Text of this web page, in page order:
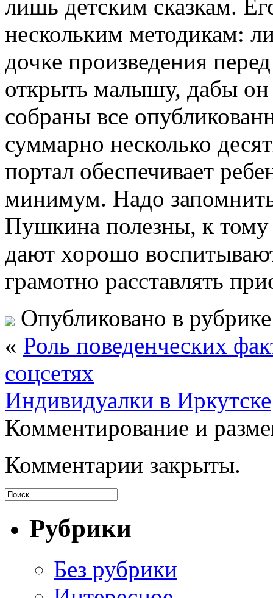
лишь детским сказкам.
нескольким методикам:
дочке произведения
открыть малышу, дабы он
собраны все
суммарно несколько
портал обеспечивает
минимум. Надо
Пушкина полезны, к
дают хорошо
грамотно расставлять
Опубликовано в
« Роль поведенческих
соцсетях
Индивидуалки в Иркутске
Комментирование и
Комментарии закрыты.
Рубрики
Без рубрики